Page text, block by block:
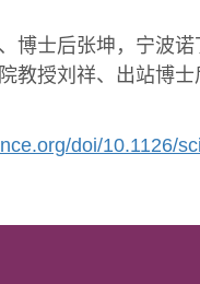
士后张坤，宁波诺
教授刘祥、出站博
doi/10.1126/